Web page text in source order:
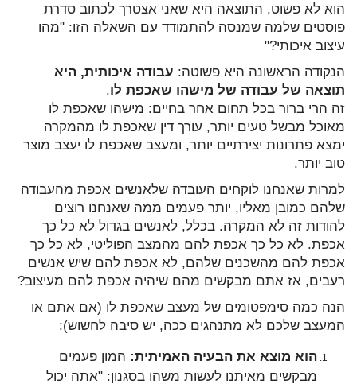
הוא לא פשוט, התוצאה היא שאני אצטרך לכתוב סדרת
פוסטים שלמה שמנסה להתמודד עם השאלה הזו: "מהו
עיצוב איכותי?"
הנקודה הראשונה היא פשוטה: עבודה איכותית, היא
תוצאה של עבודה של מישהו שאכפת לו.
זה הרי ברור בכל תחום אחר בחיים: מישהו שאכפת לו
מאוכל מבשל טעים יותר, עורך דין שאכפת לו מהמקרה
ימצא פתרונות יצירתיים יותר, ומעצב שאכפת לו יעצב מוצר
טוב יותר.
למרות שאנחנו לוקחים העובדה שלאנשים אכפת מהעבודה
שלהם כמובן מאליו, יותר פעמים ממה שאנחנו רוצים
להודות זה לא המקרה. בכלל, לאנשים בגדול לא כל כך
אכפת. לא כל כך אכפת להם מהמצב הפוליטי, לא כל כך
אכפת להם מהשכנים שלהם, לא אכפת להם שיש אנשים
רעבים, אז אתם מבקשים מהם שיהיה אכפת להם מעיצוב?
הנה כמה סימפטומים של מעצב שאכפת לו (אם אתם או
המעצב שלכם לא מתנהגים ככה, יש סיבה לחשוש):
הוא מוצא את הבעיה האמיתית: המון פעמים
מבקשים מאיתנו לעשות משהו בסגנון: "אתה יכול